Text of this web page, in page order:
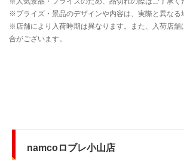
namcoロブレ小山店